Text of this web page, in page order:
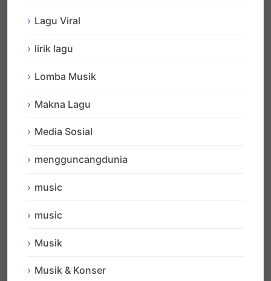
Lagu Viral
lirik lagu
Lomba Musik
Makna Lagu
Media Sosial
mengguncangdunia
music
music
Musik
Musik & Konser